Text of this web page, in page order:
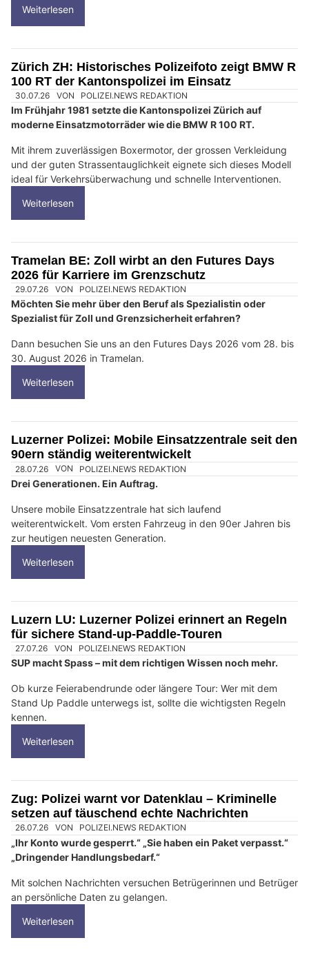
Weiterlesen
Zürich ZH: Historisches Polizeifoto zeigt BMW R
100 RT der Kantonspolizei im Einsatz
30.07.26 VON POLIZEI.NEWS REDAKTION
Im Frühjahr 1981 setzte die Kantonspolizei Zürich auf
moderne Einsatzmotorräder wie die BMW R 100 RT.
Mit ihrem zuverlässigen Boxermotor, der grossen Verkleidung
und der guten Strassentauglichkeit eignete sich dieses Modell
ideal für Verkehrsüberwachung und schnelle Interventionen.
Weiterlesen
Tramelan BE: Zoll wirbt an den Futures Days
2026 für Karriere im Grenzschutz
29.07.26 VON POLIZEI.NEWS REDAKTION
Möchten Sie mehr über den Beruf als Spezialistin oder
Spezialist für Zoll und Grenzsicherheit erfahren?
Dann besuchen Sie uns an den Futures Days 2026 vom 28. bis
30. August 2026 in Tramelan.
Weiterlesen
Luzerner Polizei: Mobile Einsatzzentrale seit den
90ern ständig weiterentwickelt
28.07.26 VON POLIZEI.NEWS REDAKTION
Drei Generationen. Ein Auftrag.
Unsere mobile Einsatzzentrale hat sich laufend
weiterentwickelt. Vom ersten Fahrzeug in den 90er Jahren bis
zur heutigen neuesten Generation.
Weiterlesen
Luzern LU: Luzerner Polizei erinnert an Regeln
für sichere Stand-up-Paddle-Touren
27.07.26 VON POLIZEI.NEWS REDAKTION
SUP macht Spass – mit dem richtigen Wissen noch mehr.
Ob kurze Feierabendrunde oder längere Tour: Wer mit dem
Stand Up Paddle unterwegs ist, sollte die wichtigsten Regeln
kennen.
Weiterlesen
Zug: Polizei warnt vor Datenklau – Kriminelle
setzen auf täuschend echte Nachrichten
26.07.26 VON POLIZEI.NEWS REDAKTION
„Ihr Konto wurde gesperrt.“ „Sie haben ein Paket verpasst.“
„Dringender Handlungsbedarf.“
Mit solchen Nachrichten versuchen Betrügerinnen und Betrüger
an persönliche Daten zu gelangen.
Weiterlesen